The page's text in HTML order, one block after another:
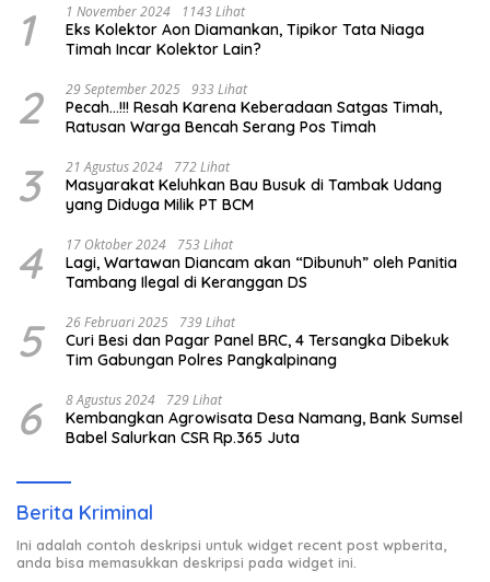
1 1 November 2024 1143 Lihat
Eks Kolektor Aon Diamankan, Tipikor Tata Niaga
Timah Incar Kolektor Lain?
2 29 September 2025 933 Lihat
Pecah…!!! Resah Karena Keberadaan Satgas Timah,
Ratusan Warga Bencah Serang Pos Timah
3 21 Agustus 2024 772 Lihat
Masyarakat Keluhkan Bau Busuk di Tambak Udang
yang Diduga Milik PT BCM
4 17 Oktober 2024 753 Lihat
Lagi, Wartawan Diancam akan “Dibunuh” oleh Panitia
Tambang Ilegal di Keranggan DS
5 26 Februari 2025 739 Lihat
Curi Besi dan Pagar Panel BRC, 4 Tersangka Dibekuk
Tim Gabungan Polres Pangkalpinang
6 8 Agustus 2024 729 Lihat
Kembangkan Agrowisata Desa Namang, Bank Sumsel
Babel Salurkan CSR Rp.365 Juta
Berita Kriminal
Ini adalah contoh deskripsi untuk widget recent post wpberita,
anda bisa memasukkan deskripsi pada widget ini.